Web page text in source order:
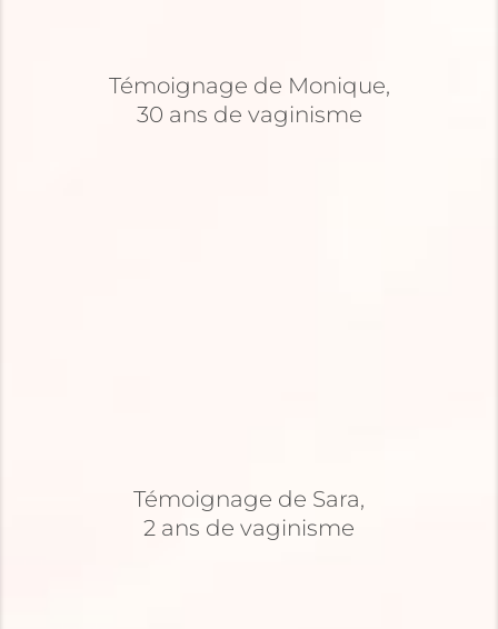
Témoignage de Monique,
30 ans de vaginisme
Témoignage de Sara,
2 ans de vaginisme